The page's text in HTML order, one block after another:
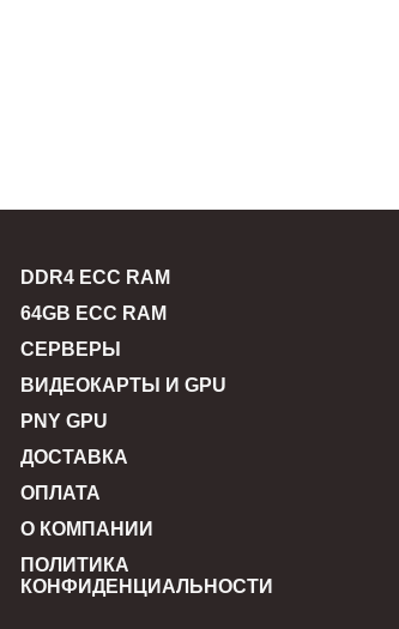
DDR4 ECC RAM
64GB ECC RAM
СЕРВЕРЫ
ВИДЕОКАРТЫ И GPU
PNY GPU
ДОСТАВКА
ОПЛАТА
О КОМПАНИИ
ПОЛИТИКА
КОНФИДЕНЦИАЛЬНОСТИ